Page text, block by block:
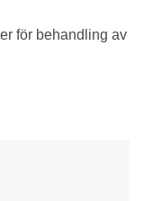
för behandling av